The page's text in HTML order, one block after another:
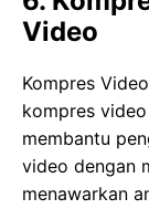
Video
Kompres
kompres
membantu
video dengan
menawarkan